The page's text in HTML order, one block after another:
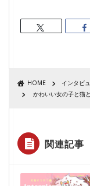
HOME
インタビ
かわいい女の子と猫
関連記事